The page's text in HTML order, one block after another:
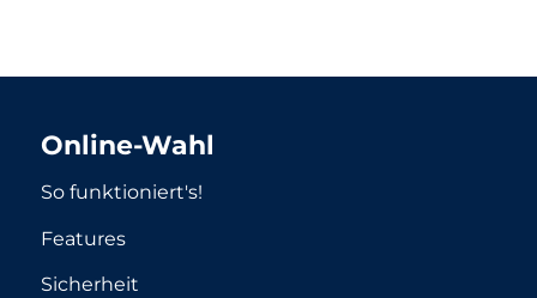
Online-Wahl
So funktioniert's!
Features
Sicherheit